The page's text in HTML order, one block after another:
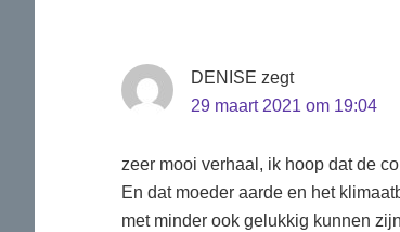
DENISE zegt
29 maart 2021 om 19:04
zeer mooi verhaal, ik hoop dat de
En dat moeder aarde en het
met minder ook gelukkig kunnen zijn